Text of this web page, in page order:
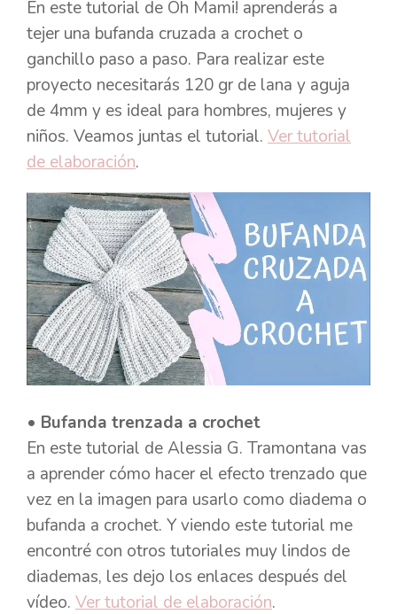
En este tutorial de Oh Mami! aprenderás a
tejer una bufanda cruzada a crochet o
ganchillo paso a paso. Para realizar este
proyecto necesitarás 120 gr de lana y aguja
de 4mm y es ideal para hombres, mujeres y
niños. Veamos juntas el tutorial. Ver tutorial
de elaboración.
• Bufanda trenzada a crochet
En este tutorial de Alessia G. Tramontana vas
a aprender cómo hacer el efecto trenzado que
vez en la imagen para usarlo como diadema o
bufanda a crochet. Y viendo este tutorial me
encontré con otros tutoriales muy lindos de
diademas, les dejo los enlaces después del
vídeo. Ver tutorial de elaboración.